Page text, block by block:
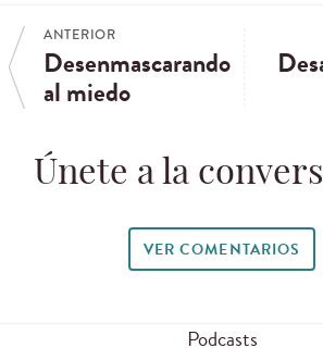
ANTERIOR
Desenmascarando
al miedo
Únete a la
VER COMENTARIOS
Podcasts